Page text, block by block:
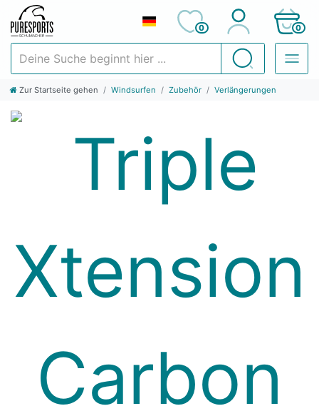
Suchen
0 0
Zur Startseite gehen Windsurfen Zubehör Verlängerungen